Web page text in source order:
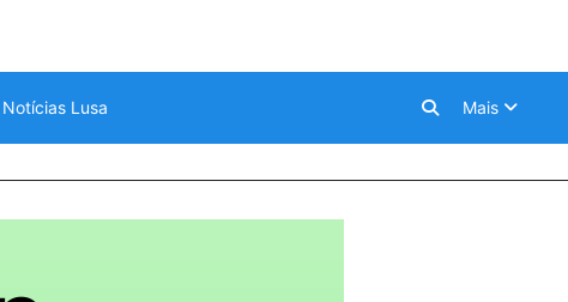
Notícias Lusa Mais